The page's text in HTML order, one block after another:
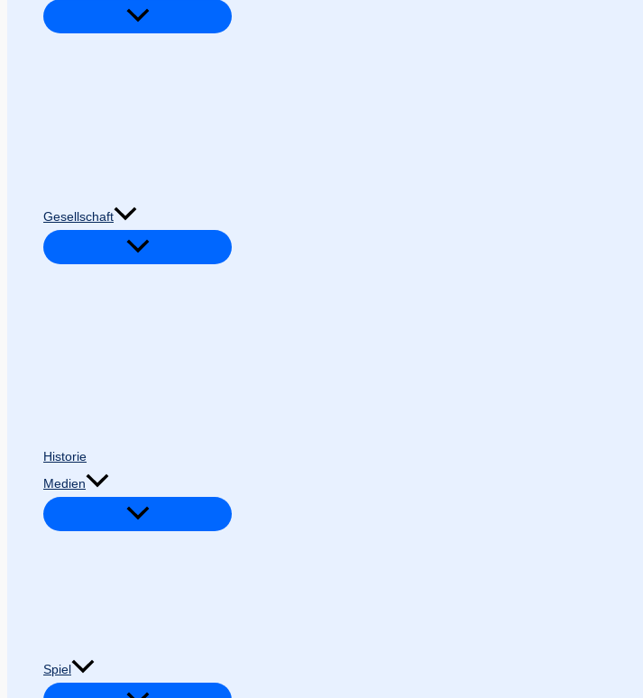
Gesellschaft
Historie
Medien
Spiel